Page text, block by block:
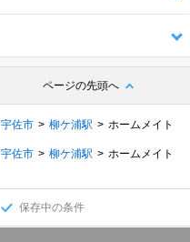
ページの先頭へ
宇佐市 柳ケ浦駅
ホームメイト
宇佐市 柳ケ浦駅
ホームメイト
保存中の条件